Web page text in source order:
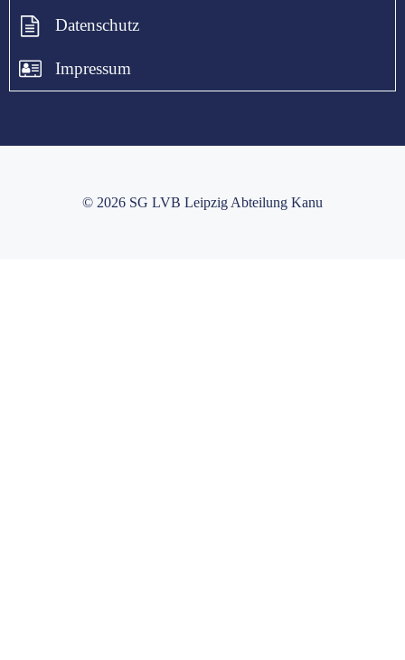
Datenschutz
Impressum
© 2026 SG LVB Leipzig Abteilung Kanu